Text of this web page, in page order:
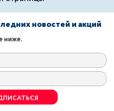
новостей и акций
ниже.